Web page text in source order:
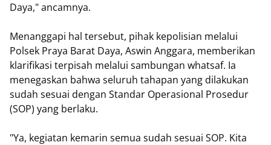
Daya," ancamnya.
Menanggapi hal tersebut, pihak kepolisian melalui
Polsek Praya Barat Daya, Aswin Anggara, memberikan
klarifikasi terpisah melalui sambungan whatsaf. Ia
menegaskan bahwa seluruh tahapan yang dilakukan
sudah sesuai dengan Standar Operasional Prosedur
(SOP) yang berlaku.
"Ya, kegiatan kemarin semua sudah sesuai SOP. Kita